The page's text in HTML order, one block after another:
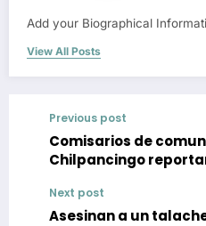
Add your Biographical
View All Posts
Previous post
Comisarios de
Chilpancingo
Next post
Asesinan a un